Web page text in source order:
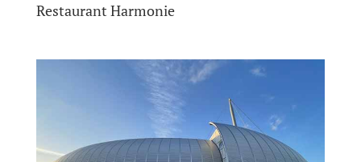
Restaurant Harmonie